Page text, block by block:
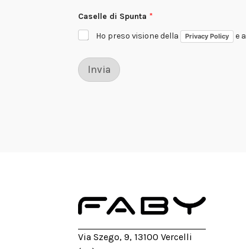
e
n
t
*
T
Caselle di Spunta *
Ho preso visione della
Privacy Policy e
Invia
Via Szego, 9, 13100 Vercelli